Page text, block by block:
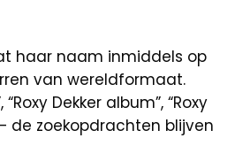
haar naam inmiddels op
van wereldformaat.
“Roxy Dekker album”, “Roxy
de zoekopdrachten blijven